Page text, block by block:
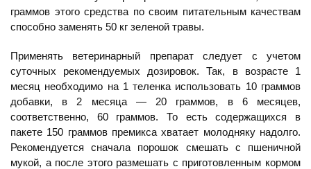
граммов этого средства по своим питательным качествам
способно заменять 50 кг зеленой травы.
Применять ветеринарный препарат следует с учетом
суточных рекомендуемых дозировок. Так, в возрасте 1
месяц необходимо на 1 теленка использовать 10 граммов
добавки, в 2 месяца — 20 граммов, в 6 месяцев,
соответственно, 60 граммов. То есть содержащихся в
пакете 150 граммов премикса хватает молодняку надолго.
Рекомендуется сначала порошок смешать с пшеничной
мукой, а после этого размешать с приготовленным кормом